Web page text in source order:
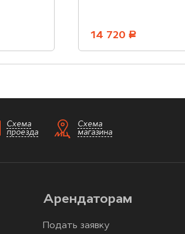
14 720 руб.
Схема
проезда
Схема
магазина
Арендаторам
Подать заявку